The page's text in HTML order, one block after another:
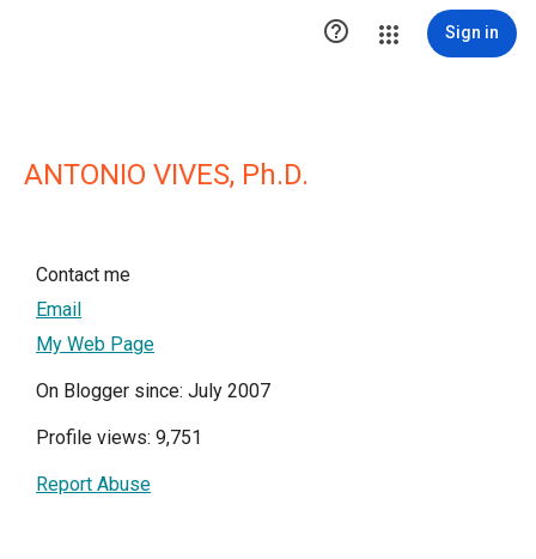
 Sign in
ANTONIO VIVES, Ph.D.
Contact me
Email
My Web Page
On Blogger since: July 2007
Profile views: 9,751
Report Abuse